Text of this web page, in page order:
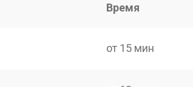
Время
от 15 мин